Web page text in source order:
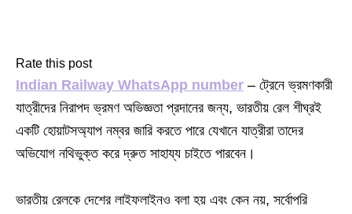
Rate this post
Indian Railway WhatsApp number – ট্রেনে ভ্রমণকারী
যাত্রীদের নিরাপদ ভ্রমণ অভিজ্ঞতা প্রদানের জন্য, ভারতীয় রেল শীঘ্রই
একটি হোয়াটসঅ্যাপ নম্বর জারি করতে পারে যেখানে যাত্রীরা তাদের
অভিযোগ নথিভুক্ত করে দ্রুত সাহায্য চাইতে পারবেন।
ভারতীয় রেলকে দেশের লাইফলাইনও বলা হয় এবং কেন নয়, সর্বোপরি